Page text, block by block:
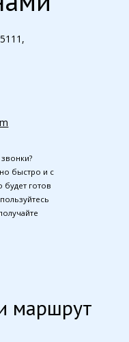
быстро и с
готов
маршрут